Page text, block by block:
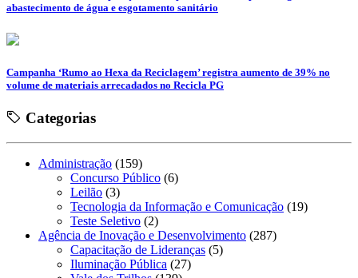
abastecimento de água e esgotamento sanitário
Campanha ‘Rumo ao Hexa da Reciclagem’ registra aumento de 39% no
volume de materiais arrecadados no Recicla PG
Categorias
Administração (159)
Concurso Público (6)
Leilão (3)
Tecnologia da Informação e Comunicação (19)
Teste Seletivo (2)
Agência de Inovação e Desenvolvimento (287)
Capacitação de Lideranças (5)
Iluminação Pública (27)